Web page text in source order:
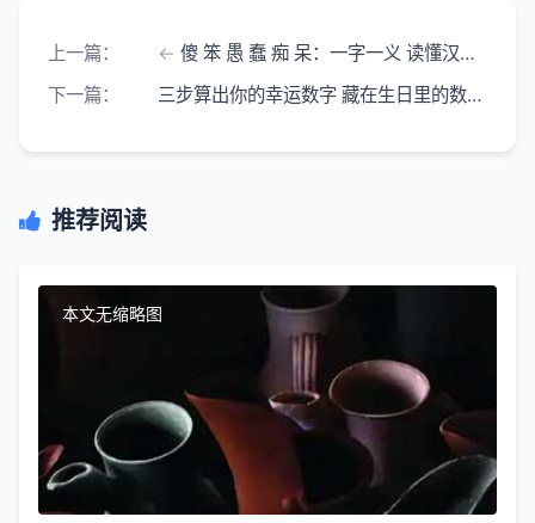
上一篇：
傻 笨 愚 蠢 痴 呆：一字一义 读懂汉语里的精准表达
下一篇：
三步算出你的幸运数字 藏在生日里的数字密码
推荐阅读
本文无缩略图